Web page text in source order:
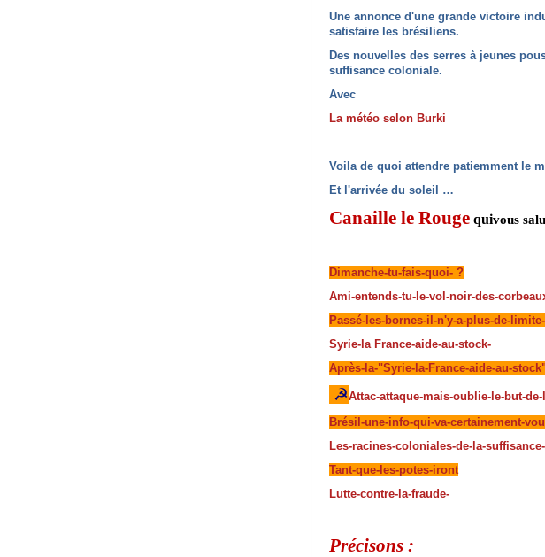
Une annonce d'une grande victoire
satisfaire les brésiliens.
Des nouvelles des serres à jeunes
suffisance coloniale.
Avec
La météo selon Burki
Voila de quoi attendre patiemment le
Et l'arrivée du soleil …
Canaille le Rouge quivous
Dimanche-tu-fais-quoi- ?
Ami-entends-tu-le-vol-noir-des-
Passé-les-bornes-il-n'y-a-plus-de-limite-
Syrie-la France-aide-au-stock-
Après-la-"Syrie-la-France-aide-au-
☭Attac-attaque-mais-oublie-le-but-
Brésil-une-info-qui-va-certainement-
Les-racines-coloniales-de-la-
Tant-que-les-potes-iront
Lutte-contre-la-fraude-
Précisons :